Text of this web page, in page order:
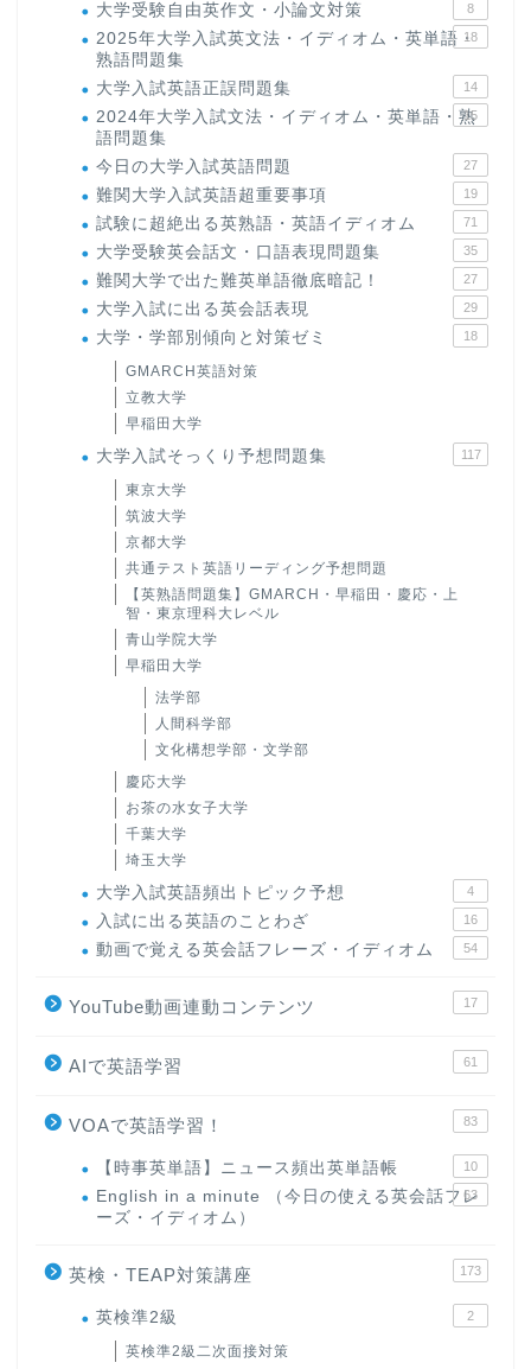
大学受験自由英作文・小論文対策 8
2025年大学入試英文法・イディオム・英単語・
熟語問題集
18
大学入試英語正誤問題集 14
2024年大学入試文法・イディオム・英単語・熟
語問題集
15
今日の大学入試英語問題 27
難関大学入試英語超重要事項 19
試験に超絶出る英熟語・英語イディオム 71
大学受験英会話文・口語表現問題集 35
難関大学で出た難英単語徹底暗記！ 27
大学入試に出る英会話表現 29
大学・学部別傾向と対策ゼミ 18
GMARCH英語対策
立教大学
早稲田大学
大学入試そっくり予想問題集 117
東京大学
筑波大学
京都大学
共通テスト英語リーディング予想問題
【英熟語問題集】GMARCH・早稲田・慶応・上
智・東京理科大レベル
青山学院大学
早稲田大学
法学部
人間科学部
文化構想学部・文学部
慶応大学
お茶の水女子大学
千葉大学
埼玉大学
大学入試英語頻出トピック予想 4
入試に出る英語のことわざ 16
動画で覚える英会話フレーズ・イディオム 54
YouTube動画連動コンテンツ 17
AIで英語学習 61
VOAで英語学習！ 83
【時事英単語】ニュース頻出英単語帳 10
English in a minute （今日の使える英会話フレ
ーズ・イディオム）
63
英検・TEAP対策講座 173
英検準2級 2
英検準2級二次面接対策